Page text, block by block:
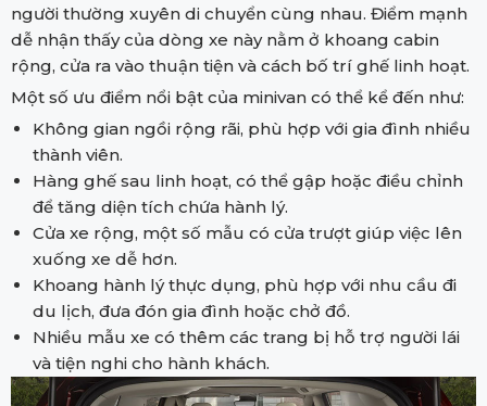
người thường xuyên di chuyển cùng nhau. Điểm mạnh
dễ nhận thấy của dòng xe này nằm ở khoang cabin
rộng, cửa ra vào thuận tiện và cách bố trí ghế linh hoạt.
Một số ưu điểm nổi bật của minivan có thể kể đến như:
Không gian ngồi rộng rãi, phù hợp với gia đình nhiều
thành viên.
Hàng ghế sau linh hoạt, có thể gập hoặc điều chỉnh
để tăng diện tích chứa hành lý.
Cửa xe rộng, một số mẫu có cửa trượt giúp việc lên
xuống xe dễ hơn.
Khoang hành lý thực dụng, phù hợp với nhu cầu đi
du lịch, đưa đón gia đình hoặc chở đồ.
Nhiều mẫu xe có thêm các trang bị hỗ trợ người lái
và tiện nghi cho hành khách.